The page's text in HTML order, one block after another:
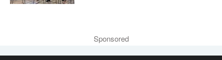
Sponsored